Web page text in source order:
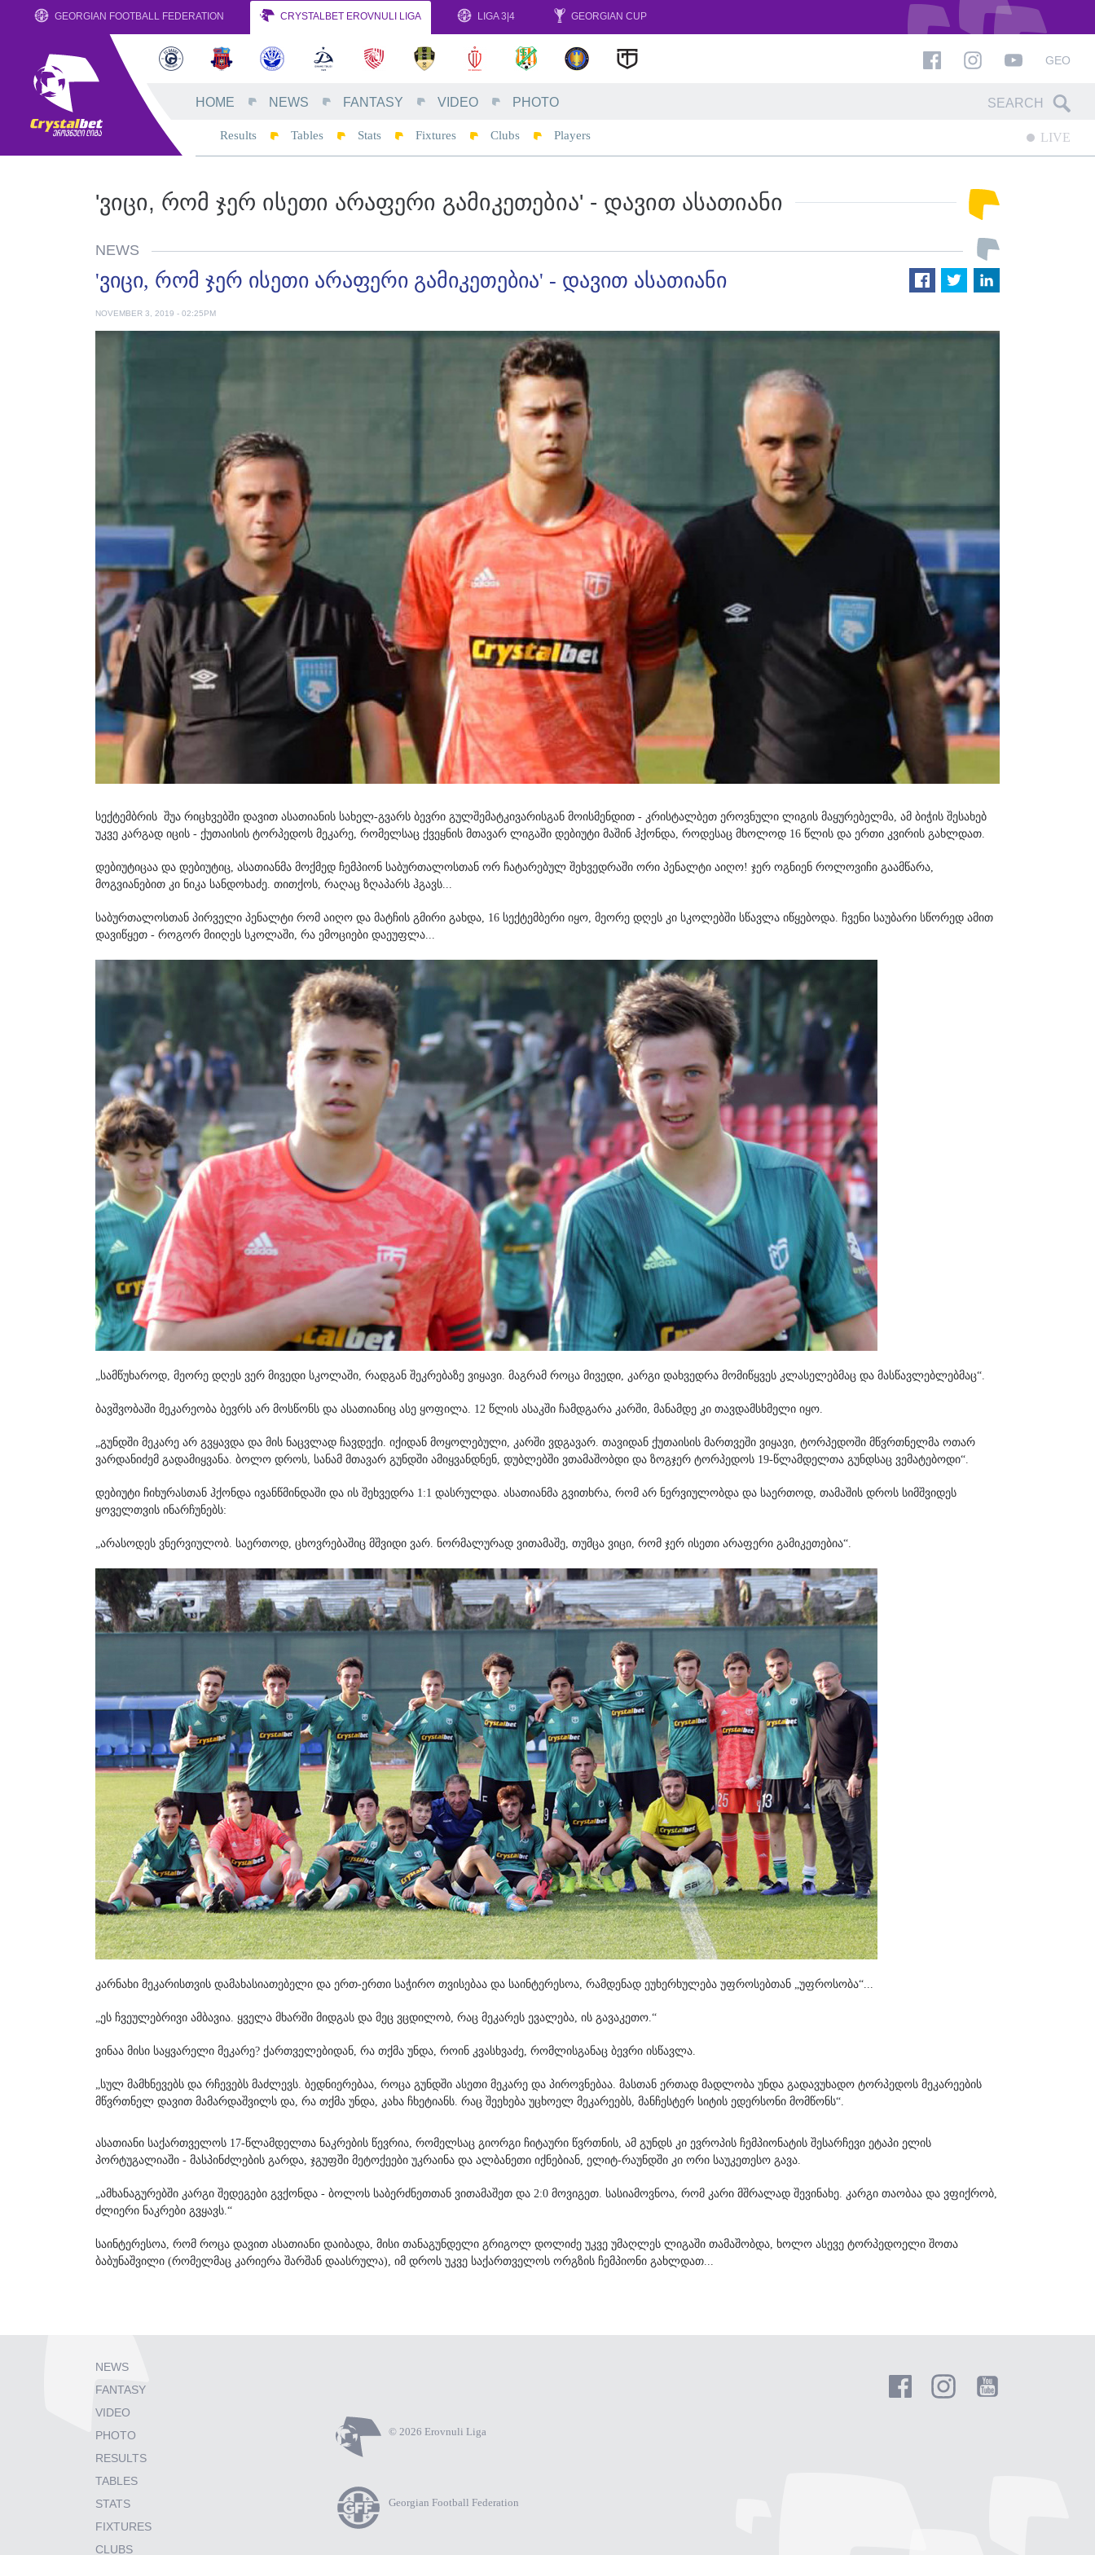
GEORGIAN FOOTBALL FEDERATION CRYSTALBET EROVNULI LIGA LIGA 3|4 GEORGIAN CUP
GEO
HOME NEWS FANTASY VIDEO PHOTO
Results Tables Stats Fixtures Clubs Players LIVE
'ᲕᲘᲪᲘ, ᲠᲝᲛ ᲯᲔᲠ ᲘᲡᲔᲗᲘ ᲐᲠᲐᲤᲔᲠᲘ ᲒᲐᲛᲘᲙᲔᲗᲔᲑᲘᲐ' - ᲓᲐᲕᲘᲗ ᲐᲡᲐᲗᲘᲐᲜᲘ
NEWS
'ვიცი, რომ ჯერ ისეთი არაფერი გამიკეთებია' - დავით ასათიანი
NOVEMBER 3, 2019 - 02:25PM
სექტემბრის შუა რიცხვებში დავით ასათიანის სახელ-გვარს ბევრი გულშემატკივარისგან მოისმენდით - კრისტალბეთ ეროვნული ლიგის მაყურებელმა, ამ ბიჭის შესახებ
უკვე კარგად იცის - ქუთაისის ტორპედოს მეკარე, რომელსაც ქვეყნის მთავარ ლიგაში დებიუტი მაშინ ჰქონდა, როდესაც მხოლოდ 16 წლის და ერთი კვირის გახლდათ.
დებიუტიცაა და დებიუტიც, ასათიანმა მოქმედ ჩემპიონ საბურთალოსთან ორ ჩატარებულ შეხვედრაში ორი პენალტი აიღო! ჯერ ოგნიენ როლოვიჩი გაამწარა,
მოგვიანებით კი ნიკა სანდოხაძე. თითქოს, რაღაც ზღაპარს ჰგავს...
საბურთალოსთან პირველი პენალტი რომ აიღო და მატჩის გმირი გახდა, 16 სექტემბერი იყო, მეორე დღეს კი სკოლებში სწავლა იწყებოდა. ჩვენი საუბარი სწორედ ამით
დავიწყეთ - როგორ მიიღეს სკოლაში, რა ემოციები დაეუფლა...
„სამწუხაროდ, მეორე დღეს ვერ მივედი სკოლაში, რადგან შეკრებაზე ვიყავი. მაგრამ როცა მივედი, კარგი დახვედრა მომიწყვეს კლასელებმაც და მასწავლებლებმაც“.
ბავშვობაში მეკარეობა ბევრს არ მოსწონს და ასათიანიც ასე ყოფილა. 12 წლის ასაკში ჩამდგარა კარში, მანამდე კი თავდამსხმელი იყო.
„გუნდში მეკარე არ გვყავდა და მის ნაცვლად ჩავდექი. იქიდან მოყოლებული, კარში ვდგავარ. თავიდან ქუთაისის მართვეში ვიყავი, ტორპედოში მწვრთნელმა ოთარ
ვარდანიძემ გადამიყვანა. ბოლო დროს, სანამ მთავარ გუნდში ამიყვანდნენ, დუბლებში ვთამაშობდი და ზოგჯერ ტორპედოს 19-წლამდელთა გუნდსაც ვემატებოდი“.
დებიუტი ჩიხურასთან ჰქონდა ივანწმინდაში და ის შეხვედრა 1:1 დასრულდა. ასათიანმა გვითხრა, რომ არ ნერვიულობდა და საერთოდ, თამაშის დროს სიმშვიდეს
ყოველთვის ინარჩუნებს:
„არასოდეს ვნერვიულობ. საერთოდ, ცხოვრებაშიც მშვიდი ვარ. ნორმალურად ვითამაშე, თუმცა ვიცი, რომ ჯერ ისეთი არაფერი გამიკეთებია“.
კარნახი მეკარისთვის დამახასიათებელი და ერთ-ერთი საჭირო თვისებაა და საინტერესოა, რამდენად ეუხერხულება უფროსებთან „უფროსობა“...
„ეს ჩვეულებრივი ამბავია. ყველა მხარში მიდგას და მეც ვცდილობ, რაც მეკარეს ევალება, ის გავაკეთო.“
ვინაა მისი საყვარელი მეკარე? ქართველებიდან, რა თქმა უნდა, როინ კვასხვაძე, რომლისგანაც ბევრი ისწავლა.
„სულ მამხნევებს და რჩევებს მაძლევს. ბედნიერებაა, როცა გუნდში ასეთი მეკარე და პიროვნებაა. მასთან ერთად მადლობა უნდა გადავუხადო ტორპედოს მეკარეების
მწვრთნელ დავით მამარდაშვილს და, რა თქმა უნდა, კახა ჩხეტიანს. რაც შეეხება უცხოელ მეკარეებს, მანჩესტერ სიტის ედერსონი მომწონს“.
ასათიანი საქართველოს 17-წლამდელთა ნაკრების წევრია, რომელსაც გიორგი ჩიტაური წვრთნის, ამ გუნდს კი ევროპის ჩემპიონატის შესარჩევი ეტაპი ელის
პორტუგალიაში - მასპინძლების გარდა, ჯგუფში მეტოქეები უკრაინა და ალბანეთი იქნებიან, ელიტ-რაუნდში კი ორი საუკეთესო გავა.
„ამხანაგურებში კარგი შედეგები გვქონდა - ბოლოს საბერძნეთთან ვითამაშეთ და 2:0 მოვიგეთ. სასიამოვნოა, რომ კარი მშრალად შევინახე. კარგი თაობაა და ვფიქრობ,
ძლიერი ნაკრები გვყავს.“
საინტერესოა, რომ როცა დავით ასათიანი დაიბადა, მისი თანაგუნდელი გრიგოლ დოლიძე უკვე უმაღლეს ლიგაში თამაშობდა, ხოლო ასევე ტორპედოელი შოთა
ბაბუნაშვილი (რომელმაც კარიერა შარშან დაასრულა), იმ დროს უკვე საქართველოს ორგზის ჩემპიონი გახლდათ...
NEWS
FANTASY
VIDEO
PHOTO
RESULTS
TABLES
STATS
FIXTURES
CLUBS
© 2026 Erovnuli Liga
Georgian Football Federation